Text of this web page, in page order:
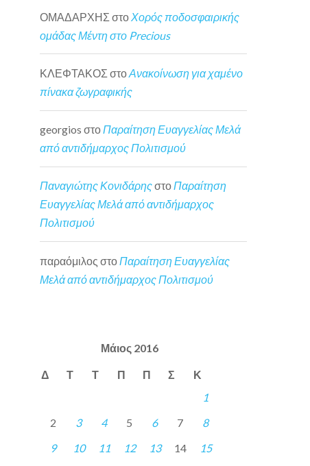
ΟΜΑΔΑΡΧΗΣ στο Χορός ποδοσφαιρικής
ομάδας Μέντη στο Precious
ΚΛΕΦΤΑΚΟΣ στοΑνακοίνωση για χαμένο
πίνακα ζωγραφικής
georgios στοΠαραίτηση Ευαγγελίας Μελά
από αντιδήμαρχος Πολιτισμού
Παναγιώτης ΚονιδάρηςστοΠαραίτηση
Ευαγγελίας Μελά από αντιδήμαρχος
Πολιτισμού
παραόμιλος στο Παραίτηση Ευαγγελίας
Μελά από αντιδήμαρχος Πολιτισμού
Μάιος 2016
Δ Τ Τ Π Π Σ Κ
1
2
3 4 5 6 7
8
9
10 11 12 13 14
15